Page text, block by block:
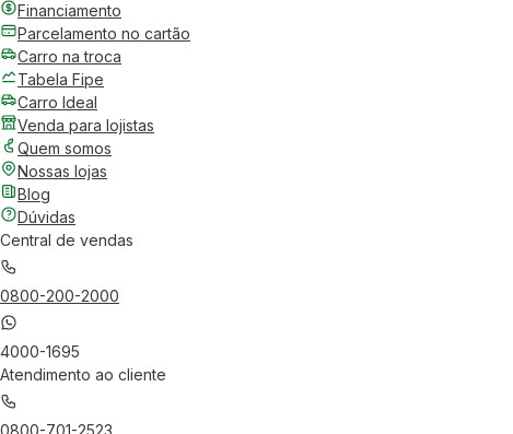
Financiamento
Parcelamento no cartão
Carro na troca
Tabela Fipe
Carro Ideal
Venda para lojistas
Quem somos
Nossas lojas
Blog
Dúvidas
Central de vendas
0800-200-2000
4000-1695
Atendimento ao cliente
0800-701-2523